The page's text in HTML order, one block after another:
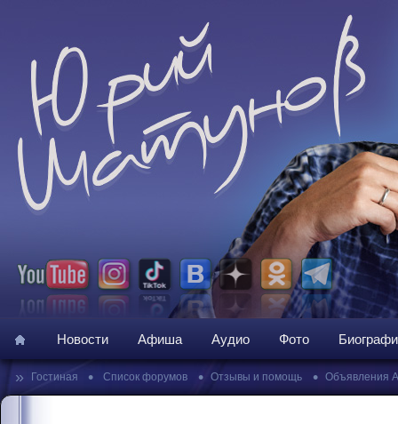
Новости Афиша Аудио Фото
» Гостиная • Список форумов • Отзывы и помощь • Объявления